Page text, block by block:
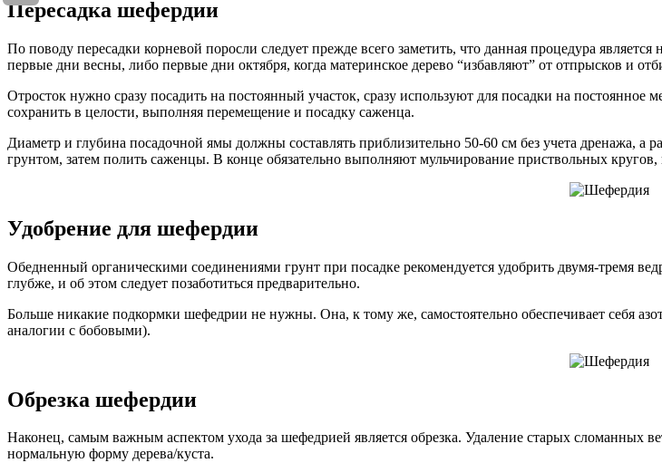
Пересадка шефердии
По поводу пересадки корневой поросли следует прежде всего заметить, что данная процедура
первые дни весны, либо первые дни октября, когда материнское дерево “избавляют” от отпрысков и
Отросток нужно сразу посадить на постоянный участок, сразу используют для посадки на
сохранить в целости, выполняя перемещение и посадку саженца.
Диаметр и глубина посадочной ямы должны составлять приблизительно 50-60 см без учета дренажа,
грунтом, затем полить саженцы. В конце обязательно выполняют мульчирование приствольных
Удобрение для шефердии
Обедненный органическими соединениями грунт при посадке рекомендуется удобрить двумя-тремя
глубже, и об этом следует позаботиться предварительно.
Больше никакие подкормки шефедрии не нужны. Она, к тому же, самостоятельно обеспечивает себя
аналогии с бобовыми).
Обрезка шефердии
Наконец, самым важным аспектом ухода за шефедрией является обрезка. Удаление старых сломанных
нормальную форму дерева/куста.